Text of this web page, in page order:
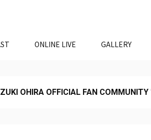
ONLINE LIVE GALLERY
OHIRA OFFICIAL FAN